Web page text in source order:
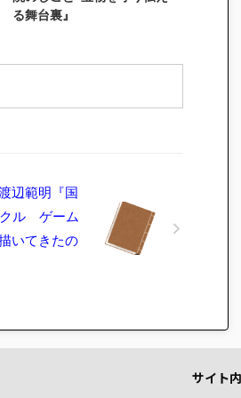
る舞台裏』
辺範明『国
クル ゲーム
いてきたの
サイト